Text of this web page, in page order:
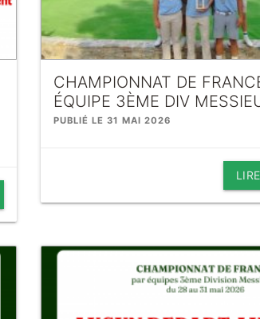
CHAMPIONNAT DE
ÉQUIPE 3ÈME DIV
PUBLIÉ LE 31 MAI 2026